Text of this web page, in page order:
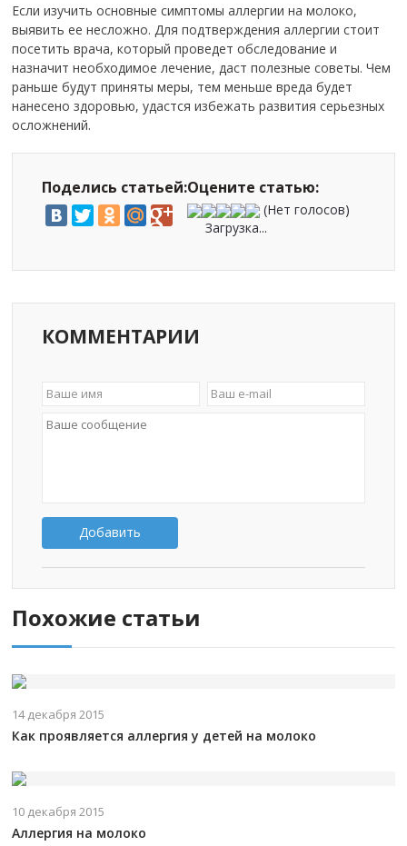
Если изучить основные симптомы аллергии на молоко,
выявить ее несложно. Для подтверждения аллергии стоит
посетить врача, который проведет обследование и
назначит необходимое лечение, даст полезные советы. Чем
раньше будут приняты меры, тем меньше вреда будет
нанесено здоровью, удастся избежать развития серьезных
осложнений.
Поделись статьей:Оцените статью:
(Нет голосов)
Загрузка...
КОММЕНТАРИИ
Добавить
Похожие статьи
14 декабря 2015
Как проявляется аллергия у детей на молоко
10 декабря 2015
Аллергия на молоко